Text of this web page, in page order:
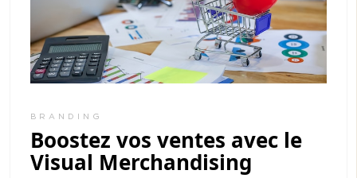
BRANDING
Boostez vos ventes avec le
Visual Merchandising